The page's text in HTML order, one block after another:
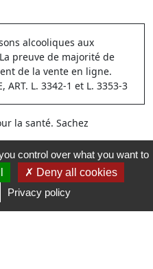
alcooliques aux
preuve de majorité de
de la vente en ligne.
ART. L. 3342-1 et L. 3353-3
la santé. Sachez
control over what you want to
Deny all cookies
Privacy policy